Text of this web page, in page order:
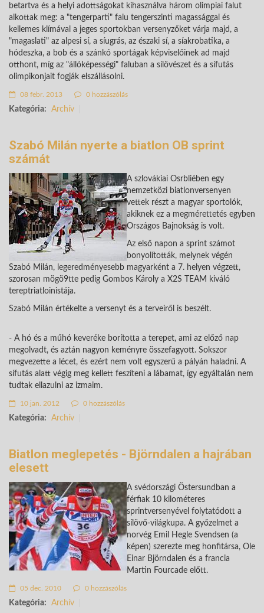
betartva és a helyi adottságokat kihasználva három olimpiai falut
alkottak meg: a "tengerparti" falu tengerszinti magassággal és
kellemes klímával a jeges sportokban versenyzőket várja majd, a
"magaslati" az alpesi sí, a síugrás, az északi sí, a síakrobatika, a
hódeszka, a bob és a szánkó sportágak képviselőinek ad majd
otthont, míg az "állóképességi" faluban a sílövészet és a sífutás
olimpikonjait fogják elszállásolni.
08 febr. 2013 0 hozzászólás
Kategória: Archív
Szabó Milán nyerte a biatlon OB sprint
számát
A szlovákiai Osrbliében egy
nemzetközi biatlonversenyen
vettek részt a magyar sportolók,
akiknek ez a megmérettetés egyben
Országos Bajnokság is volt.
Az első napon a sprint számot
bonyolították, melynek végén
Szabó Milán, legeredményesebb magyarként a 7. helyen végzett,
szorosan mögö9tte pedig Gombos Károly a X2S TEAM kiváló
tereptriatloinistája.
Szabó Milán értékelte a versenyt és a terveiről is beszélt.
- A hó és a műhó keveréke borította a terepet, ami az előző nap
megolvadt, és aztán nagyon keményre összefagyott. Sokszor
megvezette a lécet, és ezért nem volt egyszerű a pályán haladni. A
sífutás alatt végig meg kellett feszíteni a lábamat, így egyáltalán nem
tudtak ellazulni az izmaim.
10 jan. 2012 0 hozzászólás
Kategória: Archív
Biatlon meglepetés - Björndalen a hajrában
elesett
A svédországi Östersundban a
férfiak 10 kilométeres
sprintversenyével folytatódott a
sílövő-világkupa. A győzelmet a
norvég Emil Hegle Svendsen (a
képen) szerezte meg honfitársa, Ole
Einar Björndalen és a francia
Martin Fourcade előtt.
05 dec. 2010 0 hozzászólás
Kategória: Archív